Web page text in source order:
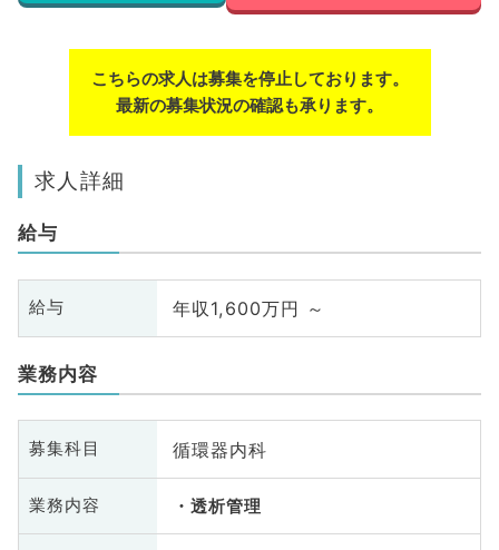
こちらの求人は募集を停止しております。
最新の募集状況の確認も承ります。
求人詳細
給与
給与 年収1,600万円 ～
業務内容
募集科目 循環器内科
業務内容 透析管理